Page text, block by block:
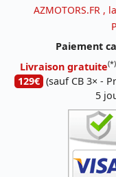
AZMOTORS.FR ,
Paiement
Livraison gratuite(*)
129€ (sauf CB 3× -
5